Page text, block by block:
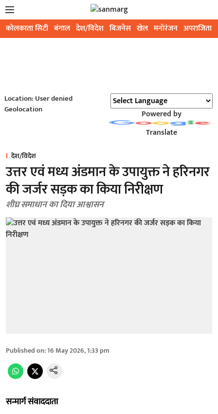
कोलकाता सिटी बंगाल देश/विदेश बिजनेस खेल मनोरंजन अपराजिता
Location: User denied
Geolocation
Powered by
Translate
देश/विदेश
उत्तर एवं मध्य अंडमान के उपायुक्त ने हरिनगर
की जर्जर सड़क का किया निरीक्षण
शीघ्र समाधान का दिया आश्वासन
Published on:16 May 2026, 1:33 pm
सन्मार्ग संवाददाता